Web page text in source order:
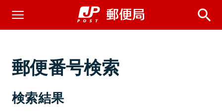
郵便番号検索
検索結果